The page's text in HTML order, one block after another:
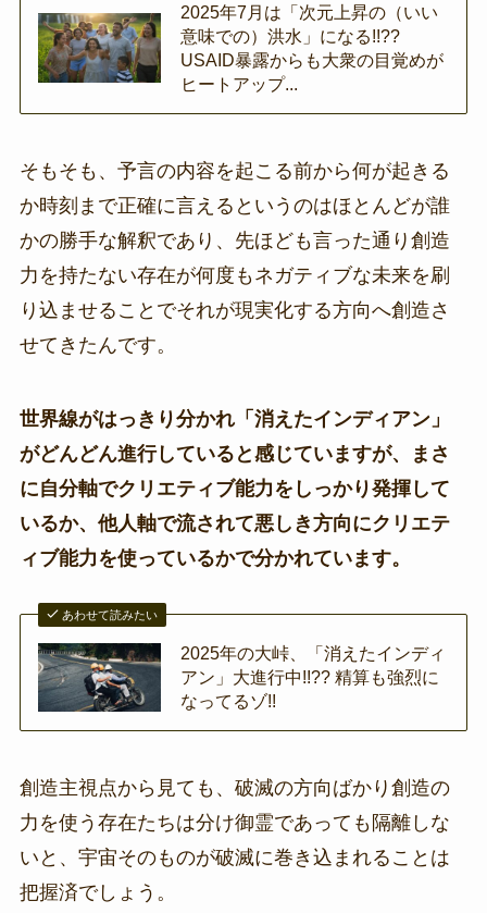
2025年7月は「次元上昇の（いい
意味での）洪水」になる!!??
USAID暴露からも大衆の目覚めが
ヒートアップ...
そもそも、予言の内容を起こる前から何が起きる
か時刻まで正確に言えるというのはほとんどが誰
かの勝手な解釈であり、先ほども言った通り創造
力を持たない存在が何度もネガティブな未来を刷
り込ませることでそれが現実化する方向へ創造さ
せてきたんです。
世界線がはっきり分かれ「消えたインディアン」
がどんどん進行していると感じていますが、まさ
に自分軸でクリエティブ能力をしっかり発揮して
いるか、他人軸で流されて悪しき方向にクリエテ
ィブ能力を使っているかで分かれています。
あわせて読みたい
2025年の大峠、「消えたインディ
アン」大進行中!!?? 精算も強烈に
なってるゾ!!
創造主視点から見ても、破滅の方向ばかり創造の
力を使う存在たちは分け御霊であっても隔離しな
いと、宇宙そのものが破滅に巻き込まれることは
把握済でしょう。